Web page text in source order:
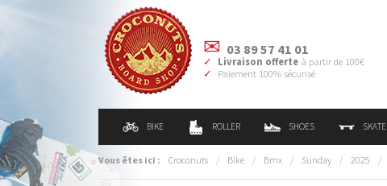
03 89 57 41 01
Livraison offerte à partir de 100€
Paiement 100% sécurisé
BIKE ROLLER SHOES SKATE
Vous êtes ici : Croconuts / Bike / Bmx / Sunday / 2025 /